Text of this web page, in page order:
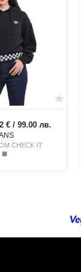
€ / 99.00 лв.
CHECK IT